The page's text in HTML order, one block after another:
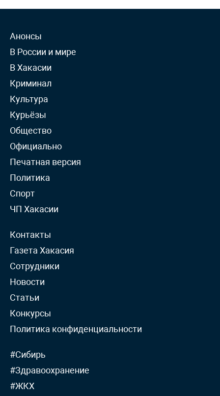
Анонсы
В России и мире
В Хакасии
Криминал
Культура
Курьёзы
Общество
Официально
Печатная версия
Политика
Спорт
ЧП Хакасии
Контакты
Газета Хакасия
Сотрудники
Новости
Статьи
Конкурсы
Политика конфиденциальности
#Сибирь
#Здравоохранение
#ЖКХ